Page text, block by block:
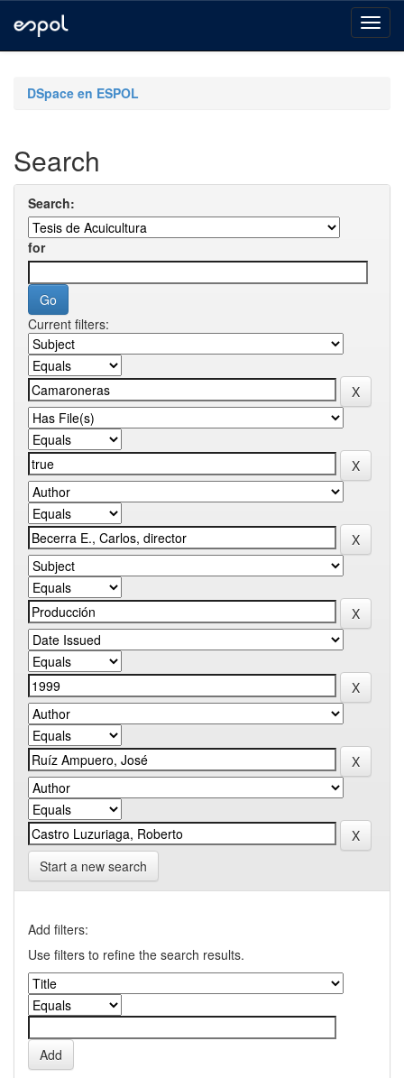
navigationDSpace en ESPOL
Search
Search:
for
Current filters:
Start a new search
Add filters:
Use filters to refine the search results.